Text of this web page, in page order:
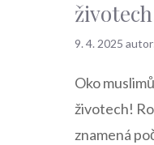
9. 4. 2025
Oko
životech!
znamená